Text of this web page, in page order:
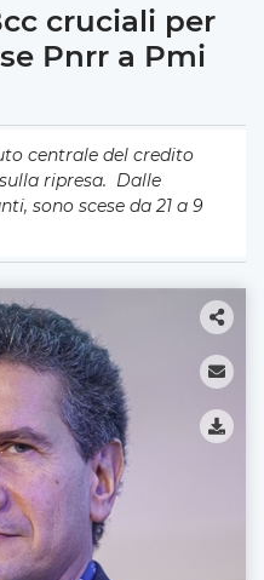
cruciali per
Pnrr a Pmi
centrale del credito
ripresa. Dalle
sono scese da 21 a 9